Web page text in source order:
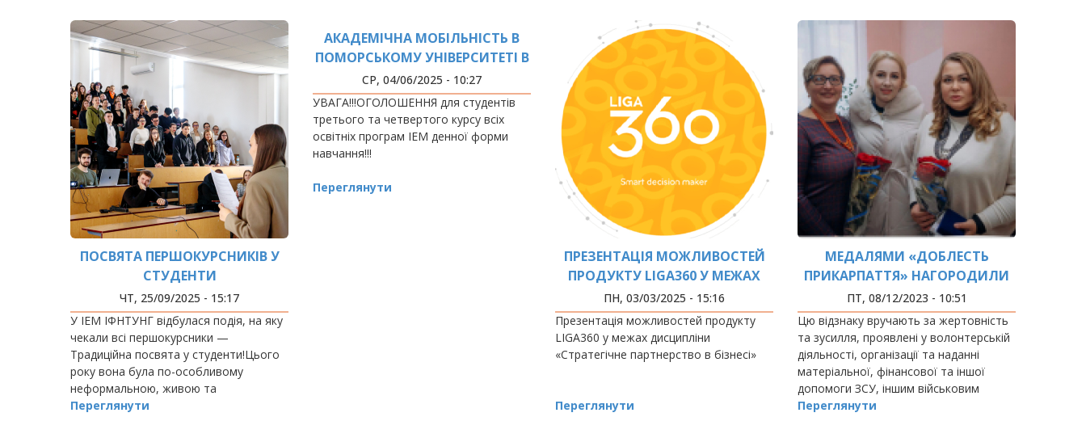
ПОСВЯТА ПЕРШОКУРСНИКІВ У
СТУДЕНТИ
ЧТ, 25/09/2025 - 15:17
У ІЕМ ІФНТУНГ відбулася подія, на яку
чекали всі першокурсники —
Традиційна посвята у студенти!Цього
року вона була по-особливому
неформальною, живою та
натхненною.
Переглянути
АКАДЕМІЧНА МОБІЛЬНІСТЬ В
ПОМОРСЬКОМУ УНІВЕРСИТЕТІ В
СЛУПСЬКУ
СР, 04/06/2025 - 10:27
УВАГА!!!ОГОЛОШЕННЯ для студентів
третього та четвертого курсу всіх
освітніх програм ІЕМ денної форми
навчання!!!
Переглянути
ПРЕЗЕНТАЦІЯ МОЖЛИВОСТЕЙ
ПРОДУКТУ LIGA360 У МЕЖАХ
ДИСЦИПЛІНИ «СТРАТЕГІЧНЕ
ПАРТНЕРСТВО В БІЗНЕСІ»
ПН, 03/03/2025 - 15:16
Презентація можливостей продукту
LIGA360 у межах дисципліни
«Стратегічне партнерство в бізнесі»
Переглянути
МЕДАЛЯМИ «ДОБЛЕСТЬ
ПРИКАРПАТТЯ» НАГОРОДИЛИ
УНІВЕРСИТЕТСЬКИХ
ВОЛОНТЕРІВ
ПТ, 08/12/2023 - 10:51
Цю відзнаку вручають за жертовність
та зусилля, проявлені у волонтерській
діяльності, організації та наданні
матеріальної, фінансової та іншої
допомоги ЗСУ, іншим військовим
формуванням України для відсічі
Переглянути